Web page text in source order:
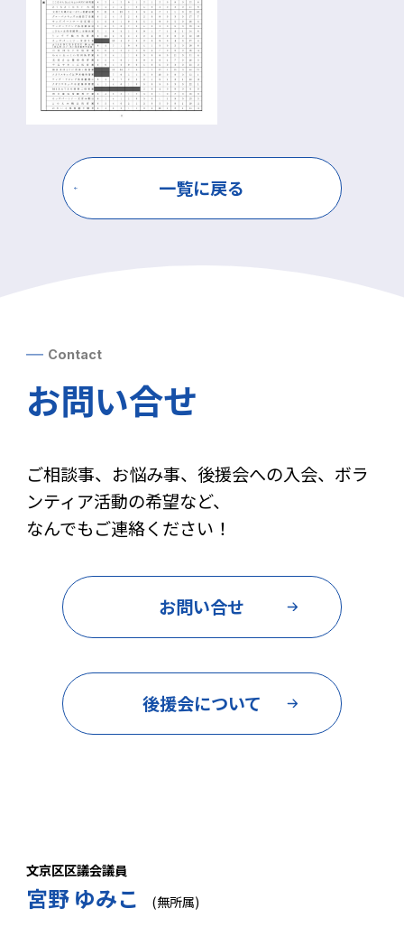
一覧に戻る
Contact
お問い合せ
ご相談事、お悩み事、後援会への入会、ボラ
ンティア活動の希望など、
なんでもご連絡ください！
お問い合せ
後援会について
文京区区議会議員
宮野 ゆみこ (無所属)